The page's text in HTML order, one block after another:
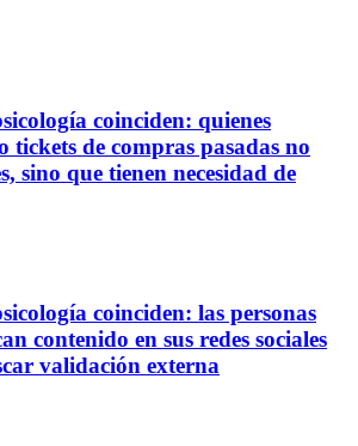
coinciden: quienes
tickets de compras pasadas no
sino que tienen necesidad de
coinciden: las personas
contenido en sus redes sociales
validación externa